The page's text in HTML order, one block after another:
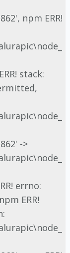
npm ERR!
stack:
->
errno:
ERR!